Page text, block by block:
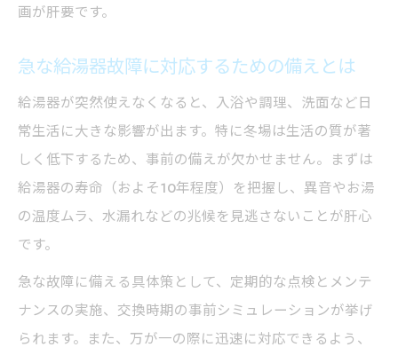
画が肝要です。
急な給湯器故障に対応するための備えとは
給湯器が突然使えなくなると、入浴や調理、洗面など日
常生活に大きな影響が出ます。特に冬場は生活の質が著
しく低下するため、事前の備えが欠かせません。まずは
給湯器の寿命（およそ10年程度）を把握し、異音やお湯
の温度ムラ、水漏れなどの兆候を見逃さないことが肝心
です。
急な故障に備える具体策として、定期的な点検とメンテ
ナンスの実施、交換時期の事前シミュレーションが挙げ
られます。また、万が一の際に迅速に対応できるよう、